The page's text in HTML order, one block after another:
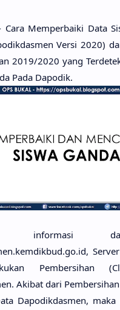
Memperbaiki Data
Versi 2020)
2019/2020 yang
Pada Dapodik.
informasi
Pembersihan
Akibat dari Pembersihan
Dapodikdasmen,